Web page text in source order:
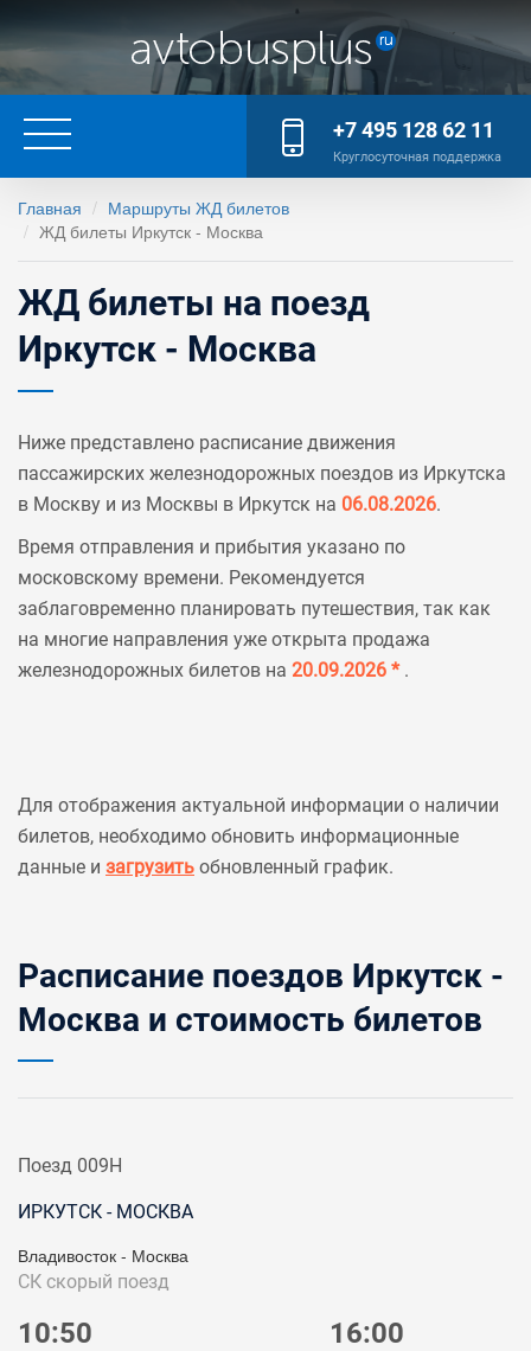
+7 495 128 62 11
Круглосуточная поддержка
Главная
Маршруты ЖД билетов
ЖД билеты Иркутск - Москва
ЖД билеты на поезд
Иркутск - Москва
Ниже представлено расписание движения
пассажирских железнодорожных поездов из Иркутска
в Москву и из Москвы в Иркутск на 06.08.2026.
Время отправления и прибытия указано по
московскому времени. Рекомендуется
заблаговременно планировать путешествия, так как
на многие направления уже открыта продажа
железнодорожных билетов на 20.09.2026 * .
Для отображения актуальной информации о наличии
билетов, необходимо обновить информационные
данные и загрузить обновленный график.
Расписание поездов Иркутск -
Москва и стоимость билетов
Поезд 009Н
ИРКУТСК - МОСКВА
Владивосток - Москва
СК скорый поезд
10:50 16:00